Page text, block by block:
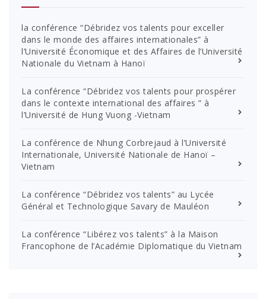
la conférence “Débridez vos talents pour exceller
dans le monde des affaires internationales” à
l’Université Économique et des Affaires de l’Université
Nationale du Vietnam à Hanoï
La conférence “Débridez vos talents pour prospérer
dans le contexte international des affaires ” à
l’Université de Hung Vuong -Vietnam
La conférence de Nhung Corbrejaud à l’Université
Internationale, Université Nationale de Hanoï –
Vietnam
La conférence “Débridez vos talents” au Lycée
Général et Technologique Savary de Mauléon
La conférence “Libérez vos talents” à la Maison
Francophone de l’Académie Diplomatique du Vietnam